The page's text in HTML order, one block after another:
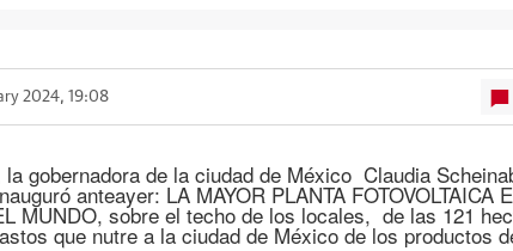
2024, 19:08
la gobernadora de la ciudad de México Claudia
anteayer: LA MAYOR PLANTA FOTOVOLTAICA
MUNDO, sobre el techo de los locales, de las 121
que nutre a la ciudad de México de los productos